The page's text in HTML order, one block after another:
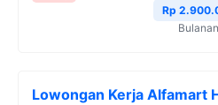
Rp
Bulanan
Lowongan Kerja Alfamart